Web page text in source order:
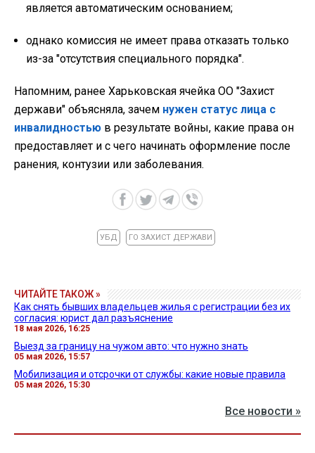
является автоматическим основанием;
однако комиссия не имеет права отказать только
из-за "отсутствия специального порядка".
Напомним, ранее Харьковская ячейка ОО "Захист
держави" объясняла, зачем нужен статус лица с
инвалидностью в результате войны, какие права он
предоставляет и с чего начинать оформление после
ранения, контузии или заболевания.
УБД ГО ЗАХИСТ ДЕРЖАВИ
ЧИТАЙТЕ ТАКОЖ »
Как снять бывших владельцев жилья с регистрации без их
согласия: юрист дал разъяснение
18 мая 2026, 16:25
Выезд за границу на чужом авто: что нужно знать
05 мая 2026, 15:57
Мобилизация и отсрочки от службы: какие новые правила
05 мая 2026, 15:30
Все новости »